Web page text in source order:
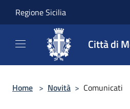
Regione Sicilia
Città di
Home > Novità > Comunicati